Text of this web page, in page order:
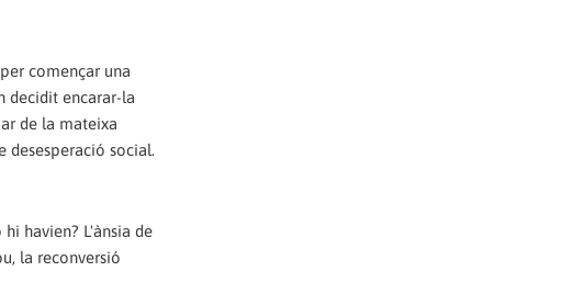
començar una
decidit encarar-la
de la mateixa
desesperació social.
havien? L'ànsia de
la reconversió